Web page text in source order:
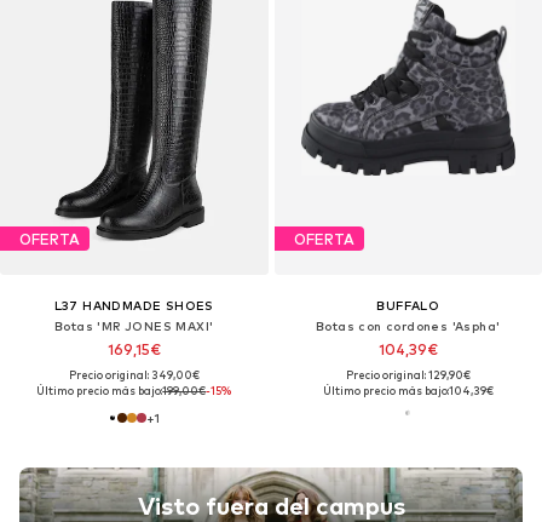
OFERTA
L37 HANDMADE SHOES
Botas 'MR JONES MAXI'
169,15€
Precio original: 349,00€
Último precio más bajo:199,00€-15%
+1
Visto fuera del campus
OFERTA
BUFFALO
Botas con cordones 'Aspha'
104,39€
Precio original: 129,90€
Último precio más bajo:104,39€